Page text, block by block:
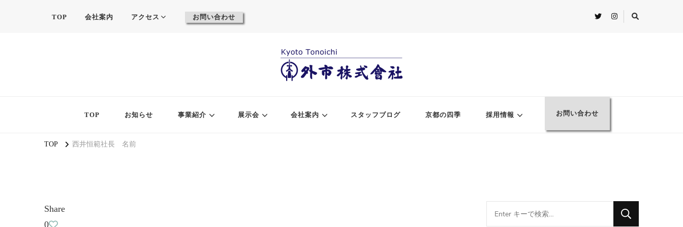
TOP 会社案内 アクセス お問い合わせ
TOP お知らせ 事業紹介 展示会 会社案内 スタッフブログ 京都の四季 採用情報 お問い合わせ
TOP 西井恒範社長 名前
Share
0
for